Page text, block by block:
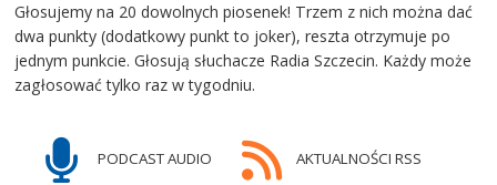
Głosujemy na 20 dowolnych piosenek! Trzem z nich można dać
dwa punkty (dodatkowy punkt to joker), reszta otrzymuje po
jednym punkcie. Głosują słuchacze Radia Szczecin. Każdy może
zagłosować tylko raz w tygodniu.
PODCAST AUDIO AKTUALNOŚCI RSS